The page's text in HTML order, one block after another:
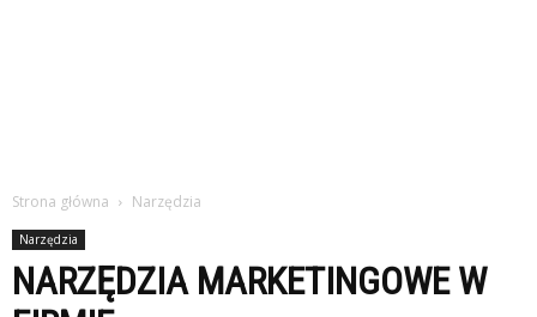
Strona główna Narzędzia
Narzędzia
NARZĘDZIA MARKETINGOWE W